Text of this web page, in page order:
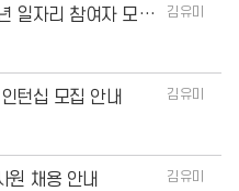
2026년 서울영커리언스 미래 청년 일자리 참여자 모집 공고
김유미
턴십 모집 안내
김유미
원 채용 안내
김유미